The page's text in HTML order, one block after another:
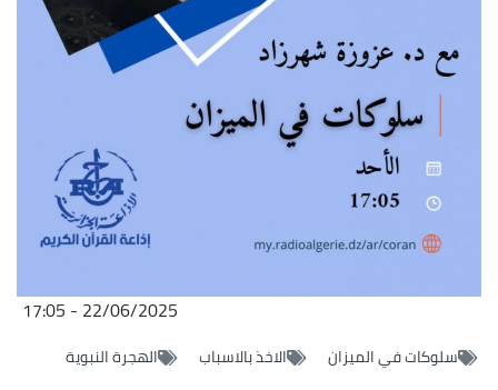
22/06/2025 - 17:05
سلوكات في الميزان الاخذ بالاسباب الهجرة النبوية